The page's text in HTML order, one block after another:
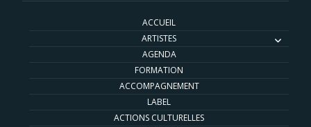
ACCUEIL
ARTISTES
AGENDA
FORMATION
ACCOMPAGNEMENT
LABEL
ACTIONS CULTURELLES